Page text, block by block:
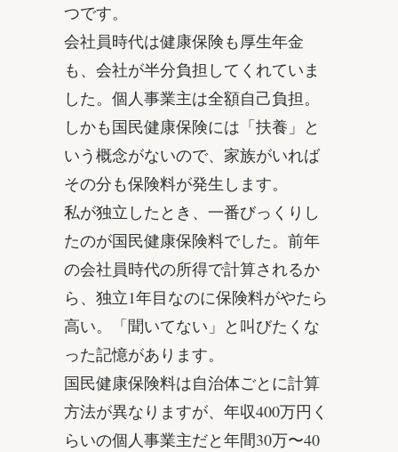
つです。
会社員時代は健康保険も厚生年金
も、会社が半分負担してくれていま
した。個人事業主は全額自己負担。
しかも国民健康保険には「扶養」と
いう概念がないので、家族がいれば
その分も保険料が発生します。
私が独立したとき、一番びっくりし
たのが国民健康保険料でした。前年
の会社員時代の所得で計算されるか
ら、独立1年目なのに保険料がやたら
高い。「聞いてない」と叫びたくな
った記憶があります。
国民健康保険料は自治体ごとに計算
方法が異なりますが、年収400万円く
らいの個人事業主だと年間30万〜40